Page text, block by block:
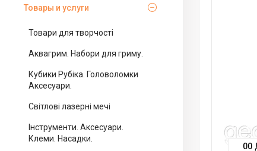
Товары и услуги
Товари для творчості
Аквагрим. Набори для гриму.
Кубики Рубіка. Головоломки
Аксесуари.
Світлові лазерні мечі
Інструменти. Аксесуари.
Клеми. Насадки.
00